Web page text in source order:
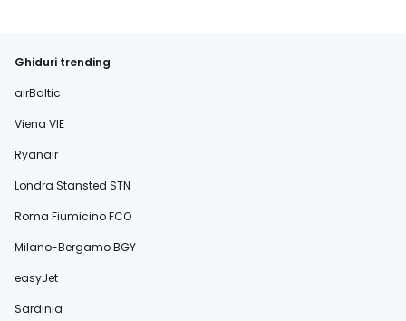
Ghiduri trending
airBaltic
Viena VIE
Ryanair
Londra Stansted STN
Roma Fiumicino FCO
Milano-Bergamo BGY
easyJet
Sardinia